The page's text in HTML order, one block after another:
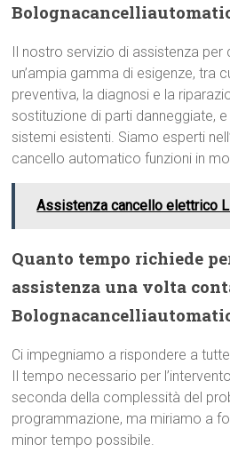
Il nostro servizio di assistenza
un’ampia gamma di esigenze, tra
preventiva, la diagnosi e la
sostituzione di parti danneggiate,
sistemi esistenti. Siamo esperti
cancello automatico funzioni in
Assistenza cancello elettrico
Quanto tempo richiede
assistenza una volta
Ci impegniamo a rispondere a
Il tempo necessario per
seconda della complessità del
programmazione, ma miriamo a
minor tempo possibile.